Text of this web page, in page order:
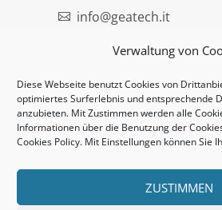
Verwaltung von
Diese Webseite benutzt Cookies von
optimiertes Surferlebnis und entsprechende
anzubieten. Mit Zustimmen werden alle
Informationen über die Benutzung der
Cookies Policy. Mit Einstellungen können Sie
ZUSTIMMEN
 info@geatech.it
UNI EN ISO 9001: 2015
Legal:
Privacy policy